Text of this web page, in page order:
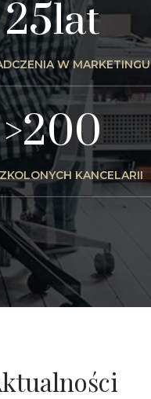
25lat
W MARKETINGU
>200
KANCELARII